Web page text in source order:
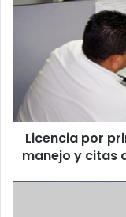
por
permiso
temporal
manejo
y
citas
de
ya
Licencia por
manejo y citas